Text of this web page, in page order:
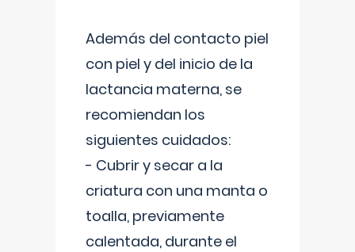
Además del contacto piel
con piel y del inicio de la
lactancia materna, se
recomiendan los
siguientes cuidados:
- Cubrir y secar a la
criatura con una manta o
toalla, previamente
calentada, durante el